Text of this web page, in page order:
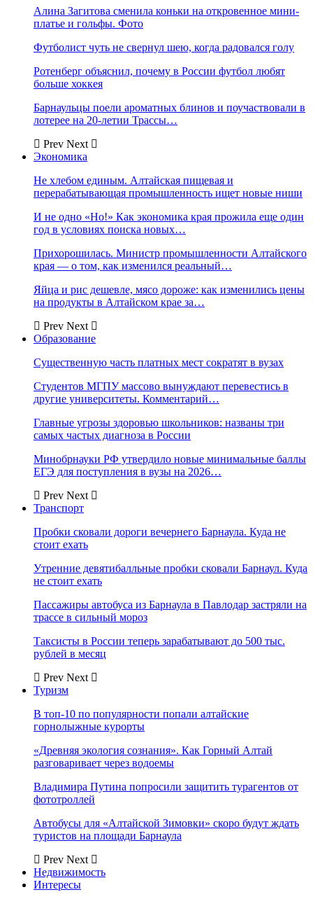
Алина Загитова сменила коньки на откровенное мини-
платье и гольфы. Фото
Футболист чуть не свернул шею, когда радовался голу
Ротенберг объяснил, почему в России футбол любят
больше хоккея
Барнаульцы поели ароматных блинов и поучаствовали в
лотерее на 20-летии Трассы…
Prev Next
Экономика
Не хлебом единым. Алтайская пищевая и
перерабатывающая промышленность ищет новые ниши
И не одно «Но!» Как экономика края прожила еще один
год в условиях поиска новых…
Прихорошилась. Министр промышленности Алтайского
края — о том, как изменился реальный…
Яйца и рис дешевле, мясо дороже: как изменились цены
на продукты в Алтайском крае за…
Prev Next
Образование
Существенную часть платных мест сократят в вузах
Студентов МГПУ массово вынуждают перевестись в
другие университеты. Комментарий…
Главные угрозы здоровью школьников: названы три
самых частых диагноза в России
Минобрнауки РФ утвердило новые минимальные баллы
ЕГЭ для поступления в вузы на 2026…
Prev Next
Транспорт
Пробки сковали дороги вечернего Барнаула. Куда не
стоит ехать
Утренние девятибалльные пробки сковали Барнаул. Куда
не стоит ехать
Пассажиры автобуса из Барнаула в Павлодар застряли на
трассе в сильный мороз
Таксисты в России теперь зарабатывают до 500 тыс.
рублей в месяц
Prev Next
Туризм
В топ-10 по популярности попали алтайские
горнолыжные курорты
«Древняя экология сознания». Как Горный Алтай
разговаривает через водоемы
Владимира Путина попросили защитить турагентов от
фототроллей
Автобусы для «Алтайской Зимовки» скоро будут ждать
туристов на площади Барнаула
Prev Next
Недвижимость
Интересы